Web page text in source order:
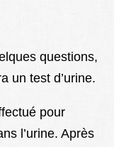
questions,
un test d’urine.
pour
l’urine. Après